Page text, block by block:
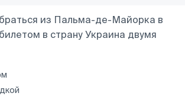
из Пальма-де-Майорка в
в страну Украина двумя